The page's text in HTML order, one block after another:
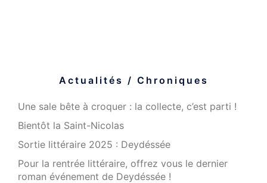
Actualités / Chroniques
Une sale bête à croquer : la collecte, c’est parti !
Bientôt la Saint-Nicolas
Sortie littéraire 2025 : Deydéssée
Pour la rentrée littéraire, offrez vous le dernier
roman événement de Deydéssée !